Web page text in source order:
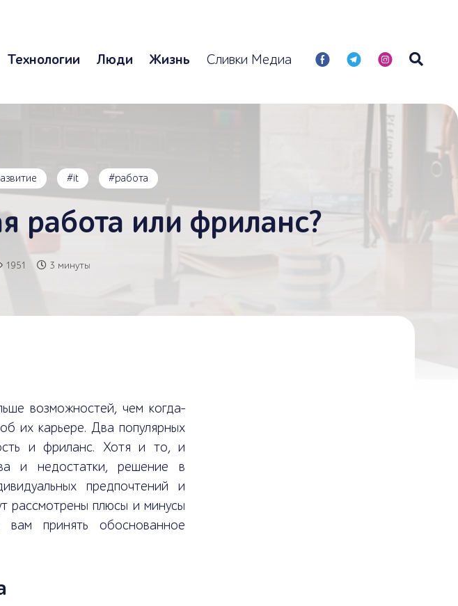
Технологии Люди Жизнь Сливки Медиа E ( Q
#it #работа
работа или фриланс?
1951 3 минуты
возможностей, чем когда-
их карьере. Два популярных
и фриланс. Хотя и то, и
и недостатки, решение в
предпочтений и
рассмотрены плюсы и минусы
принять обоснованное